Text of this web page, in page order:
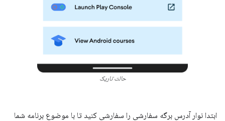
حالت تاریک
ابتدا نوار آدرس برگه سفارشی را سفارشی کنید تا با موضوع برنامه شما